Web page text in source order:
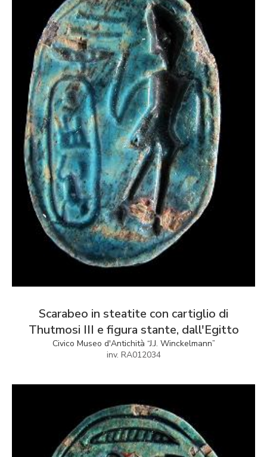
Scarabeo in steatite con cartiglio di
Thutmosi III e figura stante, dall'Egitto
Civico Museo d'Antichità “J.J. Winckelmann”
inv. RA012034